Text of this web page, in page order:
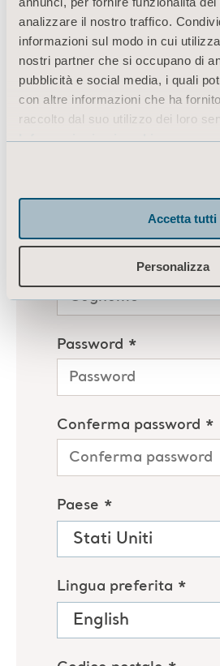
analizzare il nostro traffico.
informazioni sul modo in cui
nostri partner che si occupano di
pubblicità e social media, i quali
con altre informazioni che ha
raccolto dal suo utilizzo dei loro
Informazioni sui cookie
Accetta tutti
Personalizza